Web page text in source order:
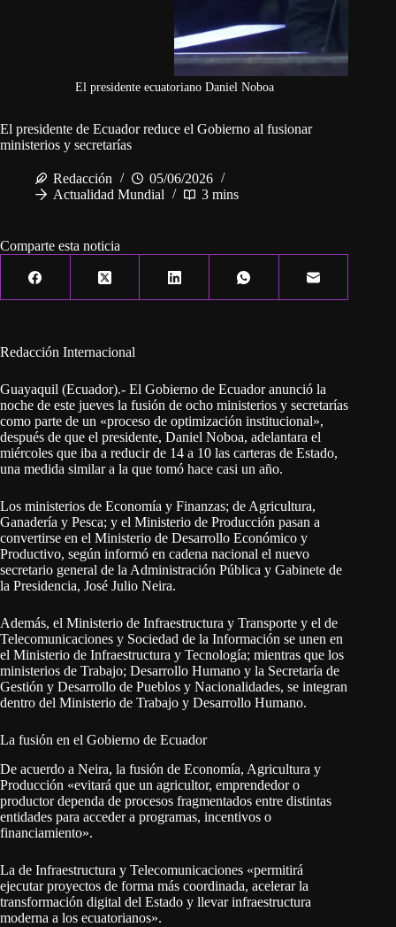
El presidente ecuatoriano Daniel Noboa
El presidente de Ecuador reduce el Gobierno al fusionar
ministerios y secretarías
Redacción
05/06/2026
Actualidad Mundial
3 mins
Comparte esta noticia
Redacción Internacional
Guayaquil (Ecuador).- El Gobierno de Ecuador anunció la
noche de este jueves la fusión de ocho ministerios y secretarías
como parte de un «proceso de optimización institucional»,
después de que el presidente, Daniel Noboa, adelantara el
miércoles que iba a reducir de 14 a 10 las carteras de Estado,
una medida similar a la que tomó hace casi un año.
Los ministerios de Economía y Finanzas; de Agricultura,
Ganadería y Pesca; y el Ministerio de Producción pasan a
convertirse en el Ministerio de Desarrollo Económico y
Productivo, según informó en cadena nacional el nuevo
secretario general de la Administración Pública y Gabinete de
la Presidencia, José Julio Neira.
Además, el Ministerio de Infraestructura y Transporte y el de
Telecomunicaciones y Sociedad de la Información se unen en
el Ministerio de Infraestructura y Tecnología; mientras que los
ministerios de Trabajo; Desarrollo Humano y la Secretaría de
Gestión y Desarrollo de Pueblos y Nacionalidades, se integran
dentro del Ministerio de Trabajo y Desarrollo Humano.
La fusión en el Gobierno de Ecuador
De acuerdo a Neira, la fusión de Economía, Agricultura y
Producción «evitará que un agricultor, emprendedor o
productor dependa de procesos fragmentados entre distintas
entidades para acceder a programas, incentivos o
financiamiento».
La de Infraestructura y Telecomunicaciones «permitirá
ejecutar proyectos de forma más coordinada, acelerar la
transformación digital del Estado y llevar infraestructura
moderna a los ecuatorianos».